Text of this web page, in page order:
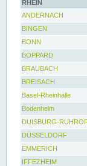
RHEIN
ANDERNACH
BINGEN
BONN
BOPPARD
BRAUBACH
BREISACH
Basel-Rheinhalle
Bodenheim
DUISBURG-
DÜSSELDORF
EMMERICH
IFFEZHEIM